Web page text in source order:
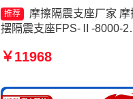
推荐
摩擦隔震支座厂家 摩
摆隔震支座FPS-Ⅱ-8000-
Ⅱ-2000-500-3.8源头工厂
￥11968